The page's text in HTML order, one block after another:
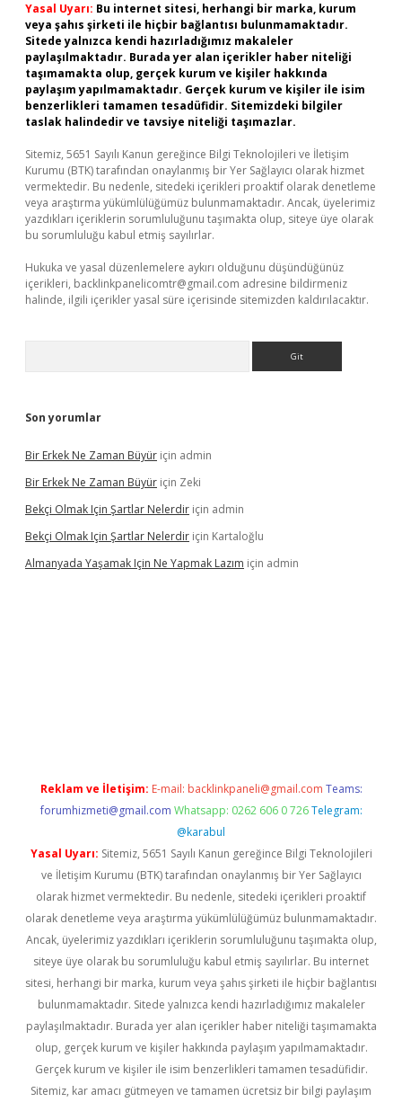
Yasal Uyarı: Bu internet sitesi, herhangi bir marka, kurum
veya şahıs şirketi ile hiçbir bağlantısı bulunmamaktadır.
Sitede yalnızca kendi hazırladığımız makaleler
paylaşılmaktadır. Burada yer alan içerikler haber niteliği
taşımamakta olup, gerçek kurum ve kişiler hakkında
paylaşım yapılmamaktadır. Gerçek kurum ve kişiler ile isim
benzerlikleri tamamen tesadüfidir. Sitemizdeki bilgiler
taslak halindedir ve tavsiye niteliği taşımazlar.
Sitemiz, 5651 Sayılı Kanun gereğince Bilgi Teknolojileri ve İletişim
Kurumu (BTK) tarafından onaylanmış bir Yer Sağlayıcı olarak hizmet
vermektedir. Bu nedenle, sitedeki içerikleri proaktif olarak denetleme
veya araştırma yükümlülüğümüz bulunmamaktadır. Ancak, üyelerimiz
yazdıkları içeriklerin sorumluluğunu taşımakta olup, siteye üye olarak
bu sorumluluğu kabul etmiş sayılırlar.
Hukuka ve yasal düzenlemelere aykırı olduğunu düşündüğünüz
içerikleri, backlinkpanelicomtr@gmail.com adresine bildirmeniz
halinde, ilgili içerikler yasal süre içerisinde sitemizden kaldırılacaktır.
Son yorumlar
Bir Erkek Ne Zaman Büyür için admin
Bir Erkek Ne Zaman Büyür için Zeki
Bekçi Olmak Için Şartlar Nelerdir için admin
Bekçi Olmak Için Şartlar Nelerdir için Kartaloğlu
Almanyada Yaşamak Için Ne Yapmak Lazım için admin
Reklam ve İletişim: E-mail: backlinkpaneli@gmail.com Teams:
forumhizmeti@gmail.com Whatsapp: 0262 606 0 726 Telegram:
@karabul
Yasal Uyarı: Sitemiz, 5651 Sayılı Kanun gereğince Bilgi Teknolojileri
ve İletişim Kurumu (BTK) tarafından onaylanmış bir Yer Sağlayıcı
olarak hizmet vermektedir. Bu nedenle, sitedeki içerikleri proaktif
olarak denetleme veya araştırma yükümlülüğümüz bulunmamaktadır.
Ancak, üyelerimiz yazdıkları içeriklerin sorumluluğunu taşımakta olup,
siteye üye olarak bu sorumluluğu kabul etmiş sayılırlar. Bu internet
sitesi, herhangi bir marka, kurum veya şahıs şirketi ile hiçbir bağlantısı
bulunmamaktadır. Sitede yalnızca kendi hazırladığımız makaleler
paylaşılmaktadır. Burada yer alan içerikler haber niteliği taşımamakta
olup, gerçek kurum ve kişiler hakkında paylaşım yapılmamaktadır.
Gerçek kurum ve kişiler ile isim benzerlikleri tamamen tesadüfidir.
Sitemiz, kar amacı gütmeyen ve tamamen ücretsiz bir bilgi paylaşım